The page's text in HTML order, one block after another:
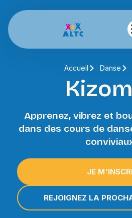
Accueil Danse
Apprenez, vibrez et
dans des cours de
JE
REJOIGNEZ LA